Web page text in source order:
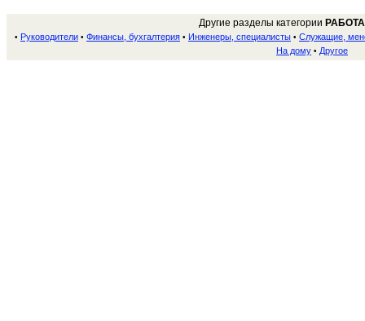
Другие разделы категории
• Руководители • Финансы, бухгалтерия • Инженеры, специалисты • Служащие,
На дому • Другое